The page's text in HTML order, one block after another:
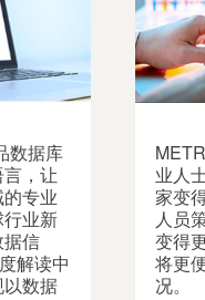
数据库
，让
专业
业新
信
解读中
数据
业人
家变
人员
变得
将更
况。